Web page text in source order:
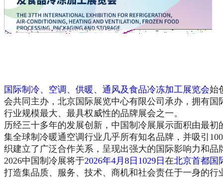
国际制冷、空调、供暖、通风及食品冷冻加工展览会始
会共同主办，北京国际展览中心有限公司承办，拥有
行业规模最大、最具权威性的品牌展会之一。
历经三十多年的发展创新，中国制冷展展示面积由最
集全球制冷暖通空调行业几乎所有知名品牌，并吸引
织建立了广泛合作关系，呈现出强大的国际影响力和品
2026中国制冷展将于2026年4月8日1029日在北京首都国
打造集品质、服务、技术、商机和社会责任于一身的行